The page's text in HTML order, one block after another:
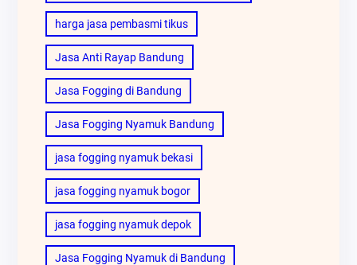
harga jasa pembasmi tikus
Jasa Anti Rayap Bandung
Jasa Fogging di Bandung
Jasa Fogging Nyamuk Bandung
jasa fogging nyamuk bekasi
jasa fogging nyamuk bogor
jasa fogging nyamuk depok
Jasa Fogging Nyamuk di Bandung